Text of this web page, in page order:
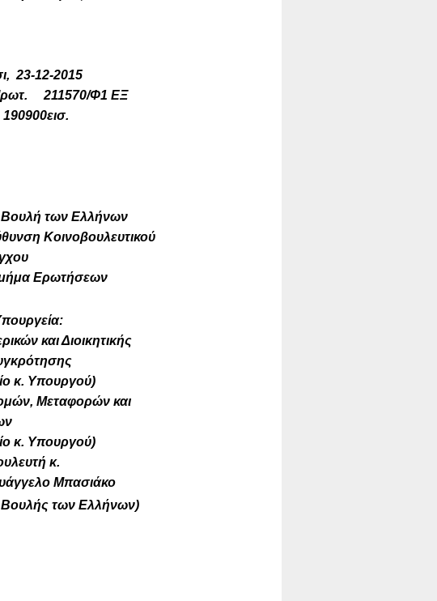
23-12-2015
211570/Φ1 ΕΞ
των Ελλήνων
Κοινοβουλευτικού
Ερωτήσεων
και Διοικητικής
κ. Υπουργού)
Μεταφορών και
κ. Υπουργού)
κ.
Μπασιάκο
των Ελλήνων)